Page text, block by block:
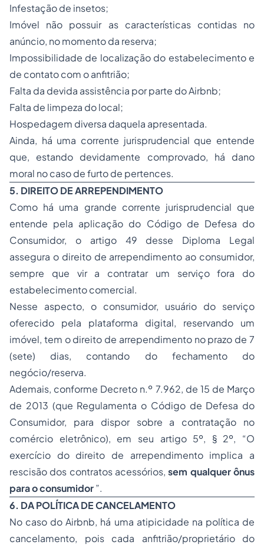
Infestação de insetos;
Imóvel não possuir as características contidas no
anúncio, no momento da reserva;
Impossibilidade de localização do estabelecimento e
de contato com o anfitrião;
Falta da devida assistência por parte do Airbnb;
Falta de limpeza do local;
Hospedagem diversa daquela apresentada.
Ainda, há uma corrente jurisprudencial que entende
que, estando devidamente comprovado, há dano
moral no caso de furto de pertences.
5. DIREITO DE ARREPENDIMENTO
Como há uma grande corrente jurisprudencial que
entende pela aplicação do Código de Defesa do
Consumidor, o artigo 49 desse Diploma Legal
assegura o direito de arrependimento ao consumidor,
sempre que vir a contratar um serviço fora do
estabelecimento comercial.
Nesse aspecto, o consumidor, usuário do serviço
oferecido pela plataforma digital, reservando um
imóvel, tem o direito de arrependimento no prazo de 7
(sete) dias, contando do fechamento do
negócio/reserva.
Ademais, conforme Decreto n.º 7.962, de 15 de Março
de 2013 (que Regulamenta o Código de Defesa do
Consumidor, para dispor sobre a contratação no
comércio eletrônico), em seu artigo 5º, § 2º, “O
exercício do direito de arrependimento implica a
rescisão dos contratos acessórios,sem qualquer ônus
para o consumidor”.
6. DA POLÍTICA DE CANCELAMENTO
No caso do Airbnb, há uma atipicidade na política de
cancelamento, pois cada anfitrião/proprietário do